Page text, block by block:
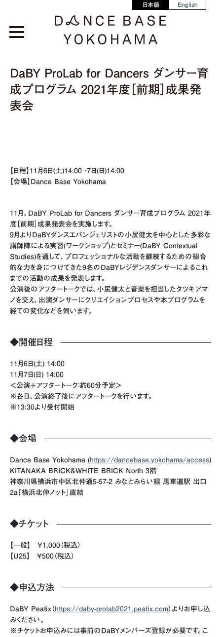
日本語 English
DaBY ProLab for Dancers ダンサー育
成プログラム 2021年度［前期］成果発
表会
【日程】11月6日(土)14:00 ・7日(日)14:00
【会場】Dance Base Yokohama
11月、DaBY ProLab for Dancers ダンサー育成プログラム 2021年
度［前期］成果発表会を実施します。
9月よりDaBYダンスエバンジェリストの小㞍健太を中心とした多彩な
講師陣による実習(ワークショップ)とセミナー(DaBY Contextual
Studies)を通して、プロフェッショナルな活動を継続するための総合
的な力を身につけてきた9名のDaBYレジデンスダンサーによるこれ
までの活動の成果を発表します。
公演後のアフタートークでは、小㞍健太と音楽を担当したタツキアマ
ノを交え、出演ダンサーにクリエイションプロセスや本プログラムを
経ての変化などを伺います。
◆開催日程
11月6日(土) 14:00
11月7日(日) 14:00
＜公演＋アフタートーク：約60分予定＞
※各日、公演終了後にアフタートークを行います。
※13:30より受付開始
◆会場
Dance Base Yokohama (https://dancebase.yokohama/access)
KITANAKA BRICK&WHITE BRICK North 3階
神奈川県横浜市中区北仲通5-57-2 みなとみらい線 馬車道駅 出口
2a「横浜北仲ノット」直結
◆チケット
【一般】 ¥1,000（税込）
【U25】 ¥500（税込）
◆申込方法
DaBY Peatix（ https://daby-prolab2021.peatix.com）よりお申し込
みください。
※チケットお申込みには事前のDaBYメンバーズ登録が必要です。こ